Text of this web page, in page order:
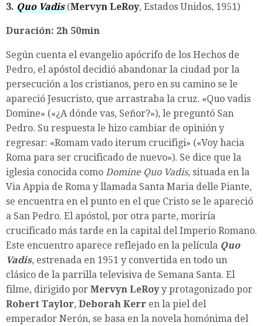
3. Quo Vadis (Mervyn LeRoy, Estados Unidos, 1951)
Duración: 2h 50min
Según cuenta el evangelio apócrifo de los Hechos de
Pedro, el apóstol decidió abandonar la ciudad por la
persecución a los cristianos, pero en su camino se le
apareció Jesucristo, que arrastraba la cruz. «Quo vadis
Domine» («¿A dónde vas, Señor?»), le preguntó San
Pedro. Su respuesta le hizo cambiar de opinión y
regresar: «Romam vado iterum crucifigi» («Voy hacia
Roma para ser crucificado de nuevo»). Se dice que la
iglesia conocida como Domine Quo Vadis, situada en la
Via Appia de Roma y llamada Santa Maria delle Piante,
se encuentra en el punto en el que Cristo se le apareció
a San Pedro. El apóstol, por otra parte, moriría
crucificado más tarde en la capital del Imperio Romano.
Este encuentro aparece reflejado en la película Quo
Vadis, estrenada en 1951 y convertida en todo un
clásico de la parrilla televisiva de Semana Santa. El
filme, dirigido por Mervyn LeRoyy protagonizado por
Robert Taylor, Deborah Kerr en la piel del
emperador Nerón, se basa en la novela homónima del